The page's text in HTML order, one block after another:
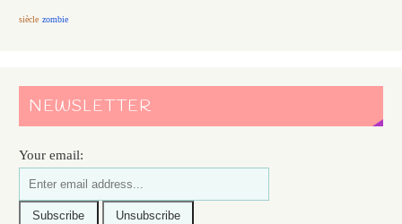
siècle zombie
NEWSLETTER
Your email: